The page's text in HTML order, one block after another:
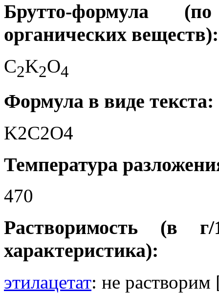
Брутто-формула
органических веществ):
C2K2O4
Формула в виде текста:
K2C2O4
Температура
470
Растворимость (в
характеристика):
этилацетат: не растворим